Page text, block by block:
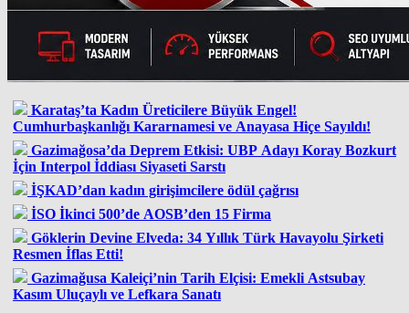
Karataş’ta Kadın Üreticilere Büyük Engel!
Cumhurbaşkanlığı Kararnamesi ve Anayasa Hiçe Sayıldı!
Gazimağosa’da Deprem Etkisi: UBP Adayı Koray Bozkurt
İçin Interpol İddiası Siyaseti Sarstı
İŞKAD’dan kadın girişimcilere ödül çağrısı
İSO İkinci 500’de AOSB’den 15 Firma
Göklerin Devine Elveda: 34 Yıllık Türk Havayolu Şirketi
Resmen İflas Etti!
Gazimağusa Kaleiçi’nin Tarih Elçisi: Emekli Astsubay
Kasım Uluçaylı ve Lefkara Sanatı